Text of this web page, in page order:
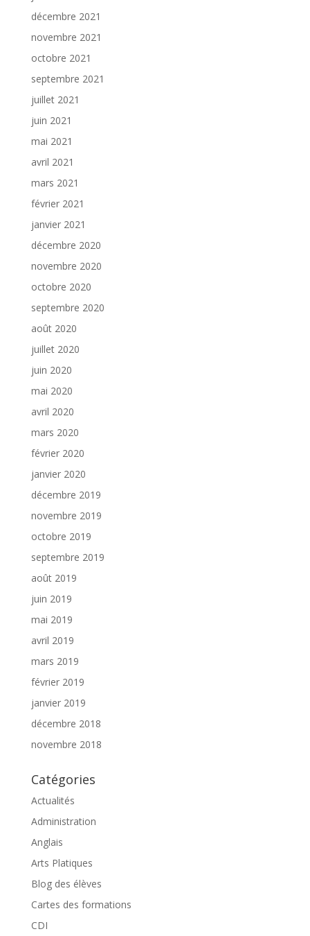
décembre 2021
novembre 2021
octobre 2021
septembre 2021
juillet 2021
juin 2021
mai 2021
avril 2021
mars 2021
février 2021
janvier 2021
décembre 2020
novembre 2020
octobre 2020
septembre 2020
août 2020
juillet 2020
juin 2020
mai 2020
avril 2020
mars 2020
février 2020
janvier 2020
décembre 2019
novembre 2019
octobre 2019
septembre 2019
août 2019
juin 2019
mai 2019
avril 2019
mars 2019
février 2019
janvier 2019
décembre 2018
novembre 2018
Catégories
Actualités
Administration
Anglais
Arts Platiques
Blog des élèves
Cartes des formations
CDI